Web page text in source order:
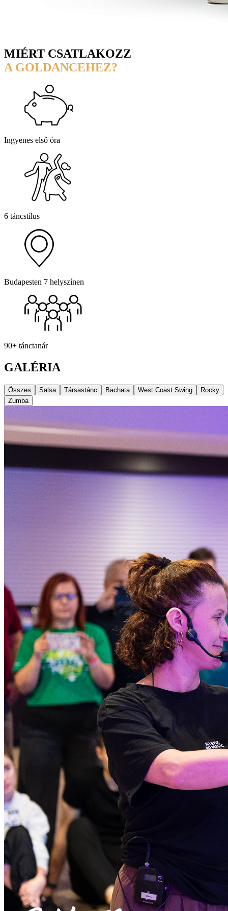
MIÉRT CSATLAKOZZ
A GOLDANCEHEZ?
Ingyenes első óra
6 táncstílus
Budapesten 7 helyszínen
90+ tánctanár
GALÉRIA
Összes Salsa Társastánc Bachata West Coast Swing
Rocky
Zumba